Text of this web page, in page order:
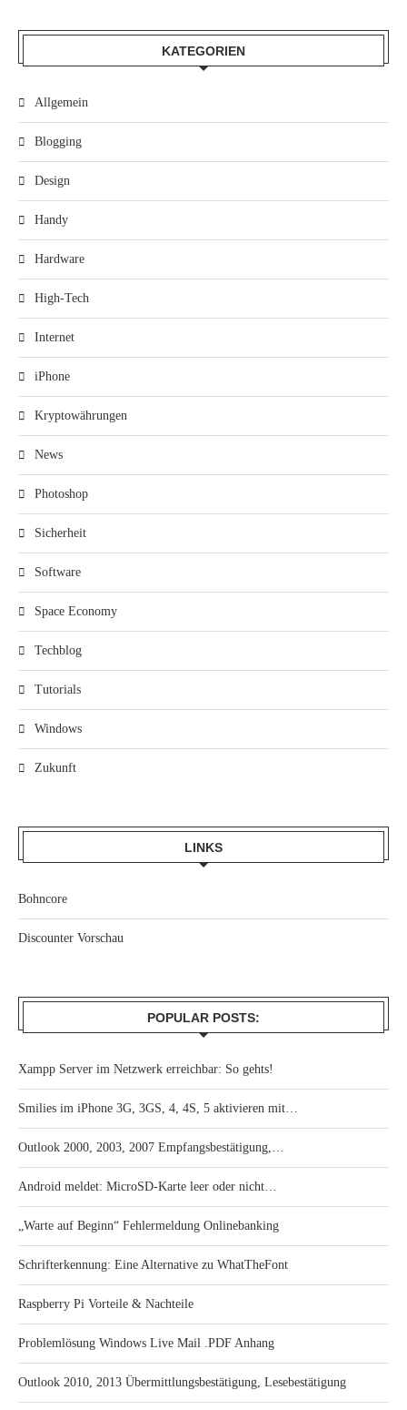
KATEGORIEN
Allgemein
Blogging
Design
Handy
Hardware
High-Tech
Internet
iPhone
Kryptowährungen
News
Photoshop
Sicherheit
Software
Space Economy
Techblog
Tutorials
Windows
Zukunft
LINKS
Bohncore
Discounter Vorschau
POPULAR POSTS:
Xampp Server im Netzwerk erreichbar: So gehts!
Smilies im iPhone 3G, 3GS, 4, 4S, 5 aktivieren mit…
Outlook 2000, 2003, 2007 Empfangsbestätigung,…
Android meldet: MicroSD-Karte leer oder nicht…
„Warte auf Beginn“ Fehlermeldung Onlinebanking
Schrifterkennung: Eine Alternative zu WhatTheFont
Raspberry Pi Vorteile & Nachteile
Problemlösung Windows Live Mail .PDF Anhang
Outlook 2010, 2013 Übermittlungsbestätigung, Lesebestätigung